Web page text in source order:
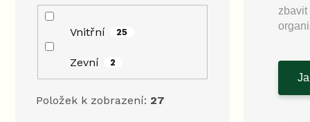
Vnitřní 25
Zevní 2
Položek k zobrazení: 27